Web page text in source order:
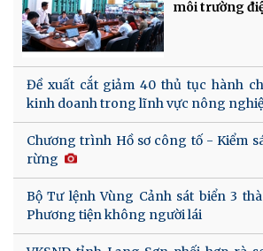
môi trường
Đề xuất cắt giảm 40 thủ tục hành
kinh doanh trong lĩnh vực nông
Chương trình Hồ sơ công tố - Kiểm
rừng
Bộ Tư lệnh Vùng Cảnh sát biển 3
Phương tiện không người lái